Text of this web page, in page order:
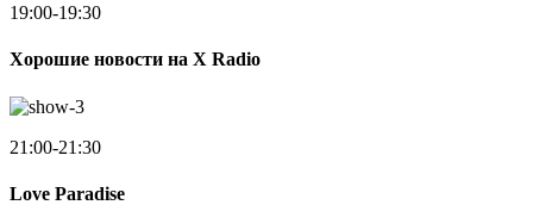
19:00-19:30
Хорошие новости на X Radio
21:00-21:30
Love Paradise